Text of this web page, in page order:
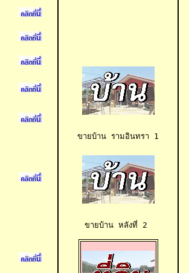
ขายบ้าน รามอินทรา 1
ขายบ้าน หลังที่ 2